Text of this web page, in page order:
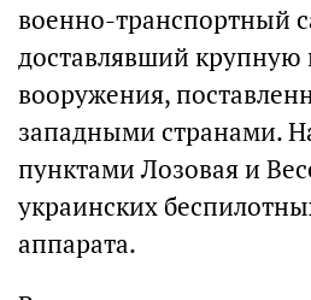
военно-транспортный
доставлявший крупную
вооружения,
западными странами.
пунктами Лозовая и
украинских
аппарата.